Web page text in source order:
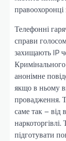
правоохоронці
Телефонні
справи
захищають IP
анонімне
якщо в ньому
провадження.
саме так – від
підготувати